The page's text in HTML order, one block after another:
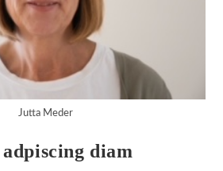
Jutta Meder
diam